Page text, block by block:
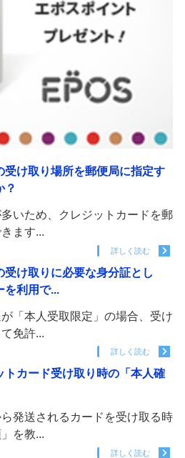
受け取り場所を郵便局に指定す
？
いため、クレジットカードを郵
ます...
詳しく読む
受け取りに必要な身分証とし
を利用で...
「本人受取限定」の場合、受け
免許...
詳しく読む
トカード受け取り時の「本人確
発送されるカードを受け取る時
を教...
詳しく読む